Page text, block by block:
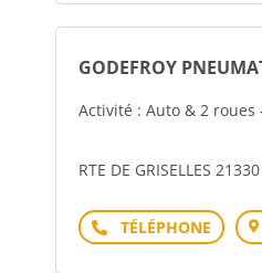
GODEFROY
Activité : Auto & 2
RTE DE GRISELLES
Téléphone